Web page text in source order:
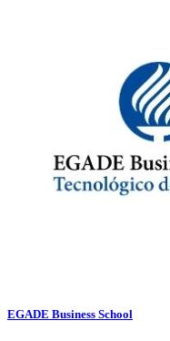
EGADE Business School